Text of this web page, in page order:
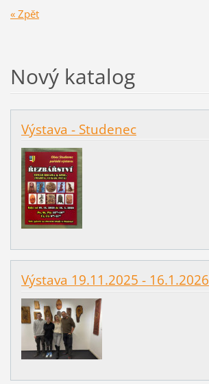
« Zpět
Nový katalog
Výstava - Studenec
Výstava 19.11.2025 - 16.1.2026